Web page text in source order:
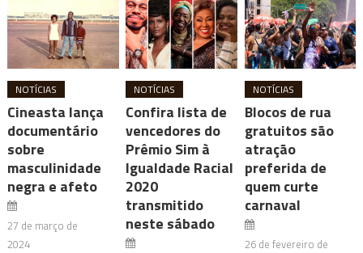
NOTÍCIAS
Cineasta lança
documentário
sobre
masculinidade
negra e afeto
27 de março de
2024
NOTÍCIAS
Confira lista de
vencedores do
Prêmio Sim à
Igualdade Racial
2020
transmitido
neste sábado
NOTÍCIAS
Blocos de rua
gratuitos são
atração
preferida de
quem curte
carnaval
26 de fevereiro de